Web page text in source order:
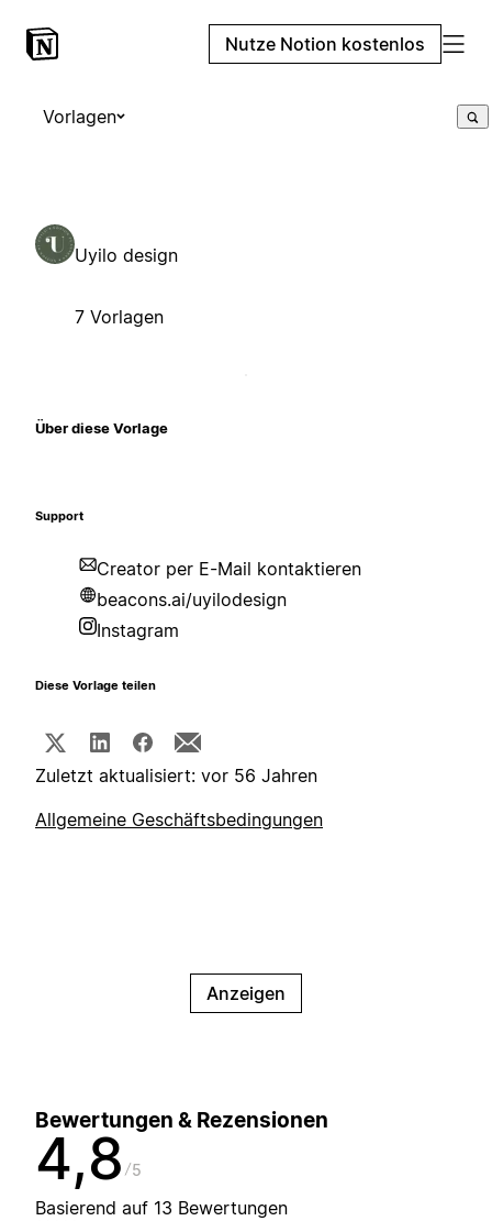
Nutze Notion kostenlos
Vorlagen
Uyilo design
7 Vorlagen
Über diese Vorlage
Support
Creator per E-Mail kontaktieren
beacons.ai/uyilodesign
Instagram
Diese Vorlage teilen
Zuletzt aktualisiert: vor 56 Jahren
Allgemeine Geschäftsbedingungen
Anzeigen
Bewertungen & Rezensionen
4,8 5
Basierend auf 13 Bewertungen